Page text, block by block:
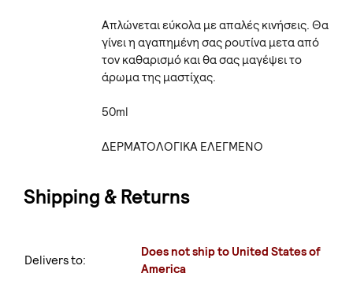
Απλώνεται εύκολα με απαλές κινήσεις. Θα
γίνει η αγαπημένη σας ρουτίνα μετα από
τον καθαρισμό και θα σας μαγέψει το
άρωμα της μαστίχας.
50ml
ΔΕΡΜΑΤΟΛΟΓΙΚΑ ΕΛΕΓΜΕΝΟ
Shipping & Returns
Delivers to:
Does not ship to United States of
America